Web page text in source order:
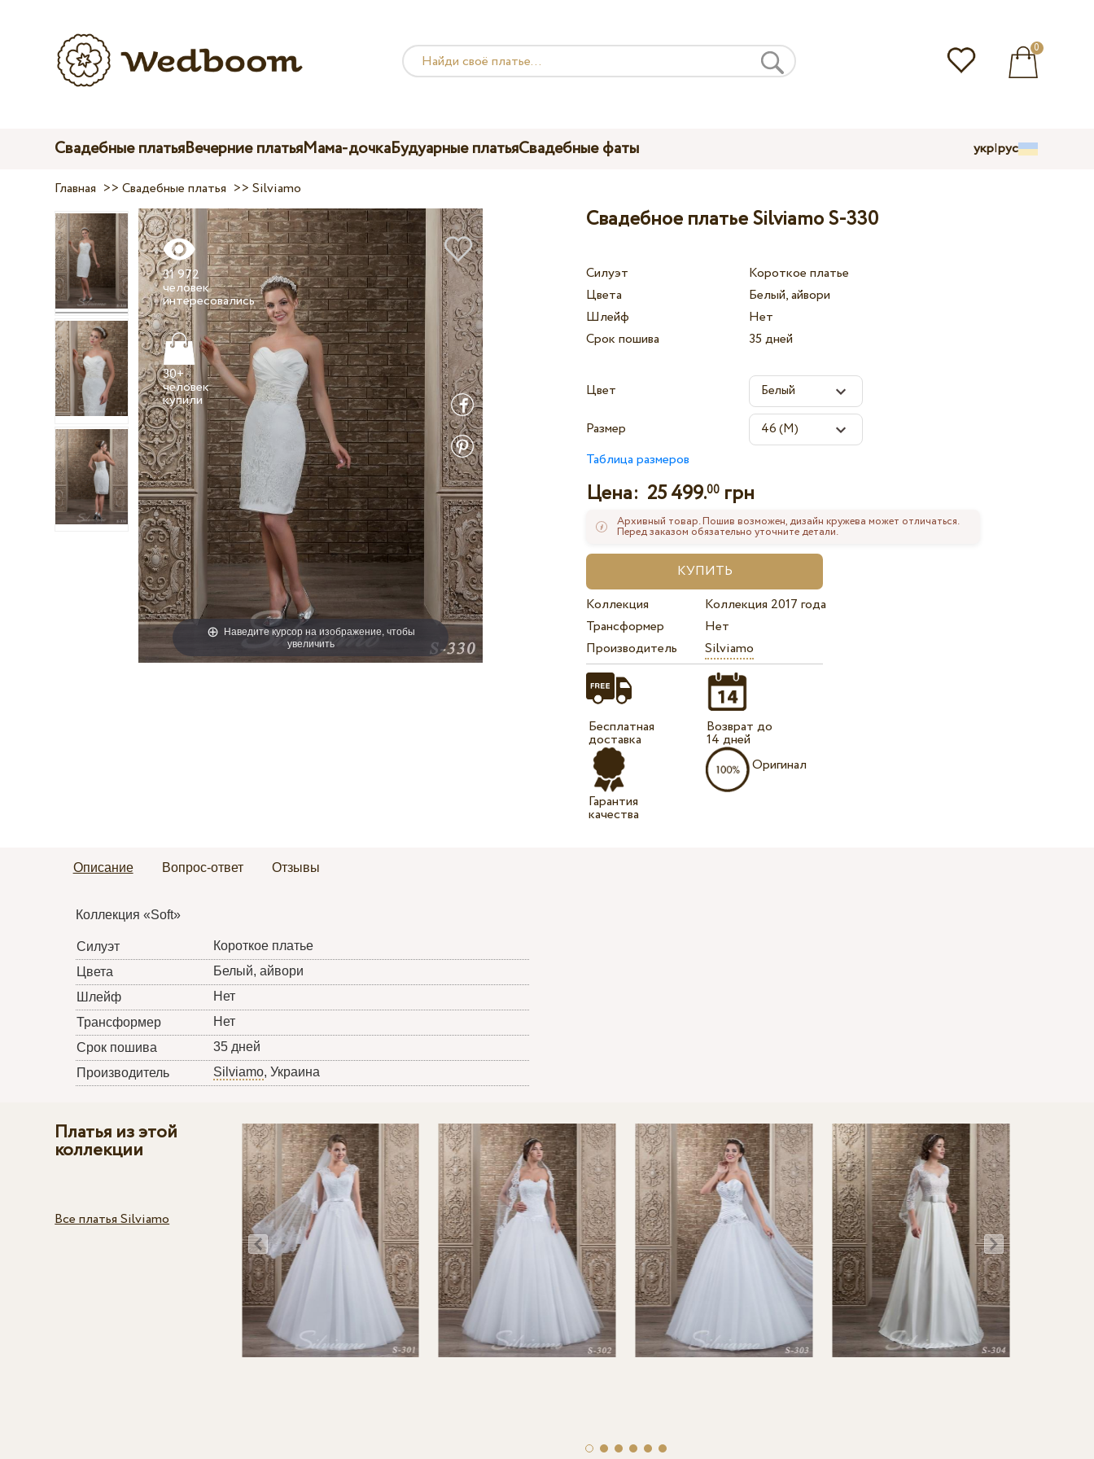
0
Свадебные платьяВечерние платьяМама-дочкаБудуарные платьяСвадебные фаты укр|рус
Главная >>Свадебные платья >>Silviamo
Наведите курсор на изображение, чтобы
увеличить
31 972
человек
интересовались
30+
человек
купили
Свадебное платье Silviamo S-330
Силуэт
Короткое платье
Цвета
Белый, айвори
Шлейф
Нет
Срок пошива
35 дней
Цвет
Размер
Таблица размеров
Цена: 25 499.00 грн
Архивный товар. Пошив возможен, дизайн кружева может отличаться.
Перед заказом обязательно уточните детали.
Коллекция
Коллекция 2017 года
Трансформер
Нет
Производитель
Silviamo
Бесплатная
доставка
Гарантия
качества
Возврат до
14 дней
Оригинал
Описание Вопрос-ответ Отзывы
Коллекция «Soft»
Силуэт
Короткое платье
Цвета
Белый, айвори
Шлейф
Нет
Трансформер
Нет
Срок пошива
35 дней
Производитель
Silviamo, Украина
Платья из этой
коллекции
Все платья Silviamo